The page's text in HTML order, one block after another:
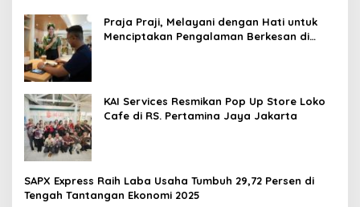
Praja Praji, Melayani dengan Hati untuk
Menciptakan Pengalaman Berkesan di
KAI Services Resmikan Pop Up Store Loko
Cafe di RS. Pertamina Jaya Jakarta
SAPX Express Raih Laba Usaha Tumbuh 29,72 Persen di
Tengah Tantangan Ekonomi 2025